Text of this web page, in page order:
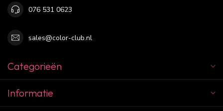
076 531 0623
sales@color-club.nl
Categorieën
Informatie